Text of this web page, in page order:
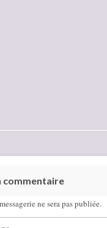
commentaire
ne sera pas publiée.